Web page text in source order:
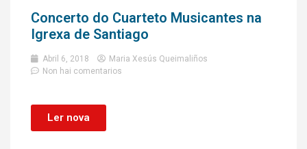
Concerto do Cuarteto Musicantes na
Igrexa de Santiago
Abril 6, 2018
Maria Xesús Queimaliños
Non hai comentarios
Ler nova